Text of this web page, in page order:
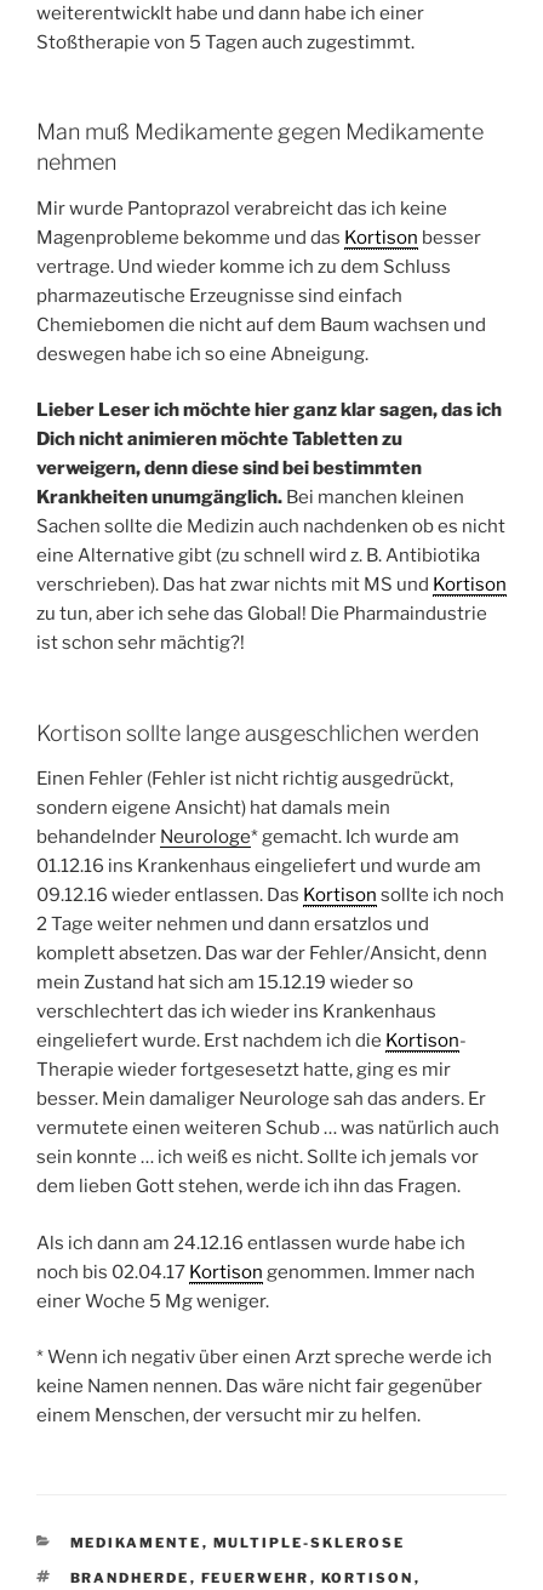
weiterentwicklt habe und dann habe ich einer
Stoßtherapie von 5 Tagen auch zugestimmt.
Man muß Medikamente gegen Medikamente
nehmen
Mir wurde Pantoprazol verabreicht das ich keine
Magenprobleme bekomme und das Kortison besser
vertrage. Und wieder komme ich zu dem Schluss
pharmazeutische Erzeugnisse sind einfach
Chemiebomen die nicht auf dem Baum wachsen und
deswegen habe ich so eine Abneigung.
Lieber Leser ich möchte hier ganz klar sagen, das ich
Dich nicht animieren möchte Tabletten zu
verweigern, denn diese sind bei bestimmten
Krankheiten unumgänglich. Bei manchen kleinen
Sachen sollte die Medizin auch nachdenken ob es nicht
eine Alternative gibt (zu schnell wird z. B. Antibiotika
verschrieben). Das hat zwar nichts mit MS und Kortison
zu tun, aber ich sehe das Global! Die Pharmaindustrie
ist schon sehr mächtig?!
Kortison sollte lange ausgeschlichen werden
Einen Fehler (Fehler ist nicht richtig ausgedrückt,
sondern eigene Ansicht) hat damals mein
behandelnder Neurologe* gemacht. Ich wurde am
01.12.16 ins Krankenhaus eingeliefert und wurde am
09.12.16 wieder entlassen. Das Kortison sollte ich noch
2 Tage weiter nehmen und dann ersatzlos und
komplett absetzen. Das war der Fehler/Ansicht, denn
mein Zustand hat sich am 15.12.19 wieder so
verschlechtert das ich wieder ins Krankenhaus
eingeliefert wurde. Erst nachdem ich die Kortison-
Therapie wieder fortgesesetzt hatte, ging es mir
besser. Mein damaliger Neurologe sah das anders. Er
vermutete einen weiteren Schub … was natürlich auch
sein konnte … ich weiß es nicht. Sollte ich jemals vor
dem lieben Gott stehen, werde ich ihn das Fragen.
Als ich dann am 24.12.16 entlassen wurde habe ich
noch bis 02.04.17 Kortison genommen. Immer nach
einer Woche 5 Mg weniger.
* Wenn ich negativ über einen Arzt spreche werde ich
keine Namen nennen. Das wäre nicht fair gegenüber
einem Menschen, der versucht mir zu helfen.
KATEGORIEN
MEDIKAMENTE , MULTIPLE-SKLEROSE
SCHLAGWÖRTER
BRANDHERDE , FEUERWEHR , KORTISON ,